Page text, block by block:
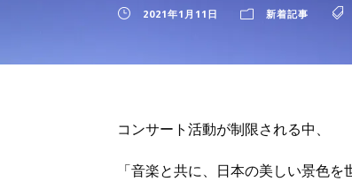
2021年1月11日 新着記事
コンサート活動が制限される中、
「音楽と共に、日本の美しい景色を